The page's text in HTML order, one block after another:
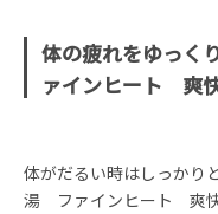
体の疲れをゆっく
ァインヒート 爽
体がだるい時はしっかり
湯 ファインヒート 爽快